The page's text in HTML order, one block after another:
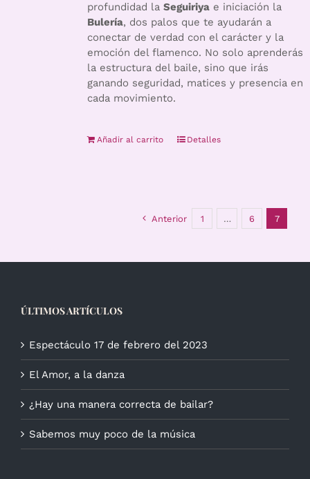
profundidad la Seguiriyae iniciación la
Bulería, dos palos que te ayudarán a
conectar de verdad con el carácter y la
emoción del flamenco. No solo aprenderás
la estructura del baile, sino que irás
ganando seguridad, matices y presencia en
cada movimiento.
Añadir al carrito Detalles
Anterior 1 … 6 7
ÚLTIMOS ARTÍCULOS
Espectáculo 17 de febrero del 2023
El Amor, a la danza
¿Hay una manera correcta de bailar?
Sabemos muy poco de la música